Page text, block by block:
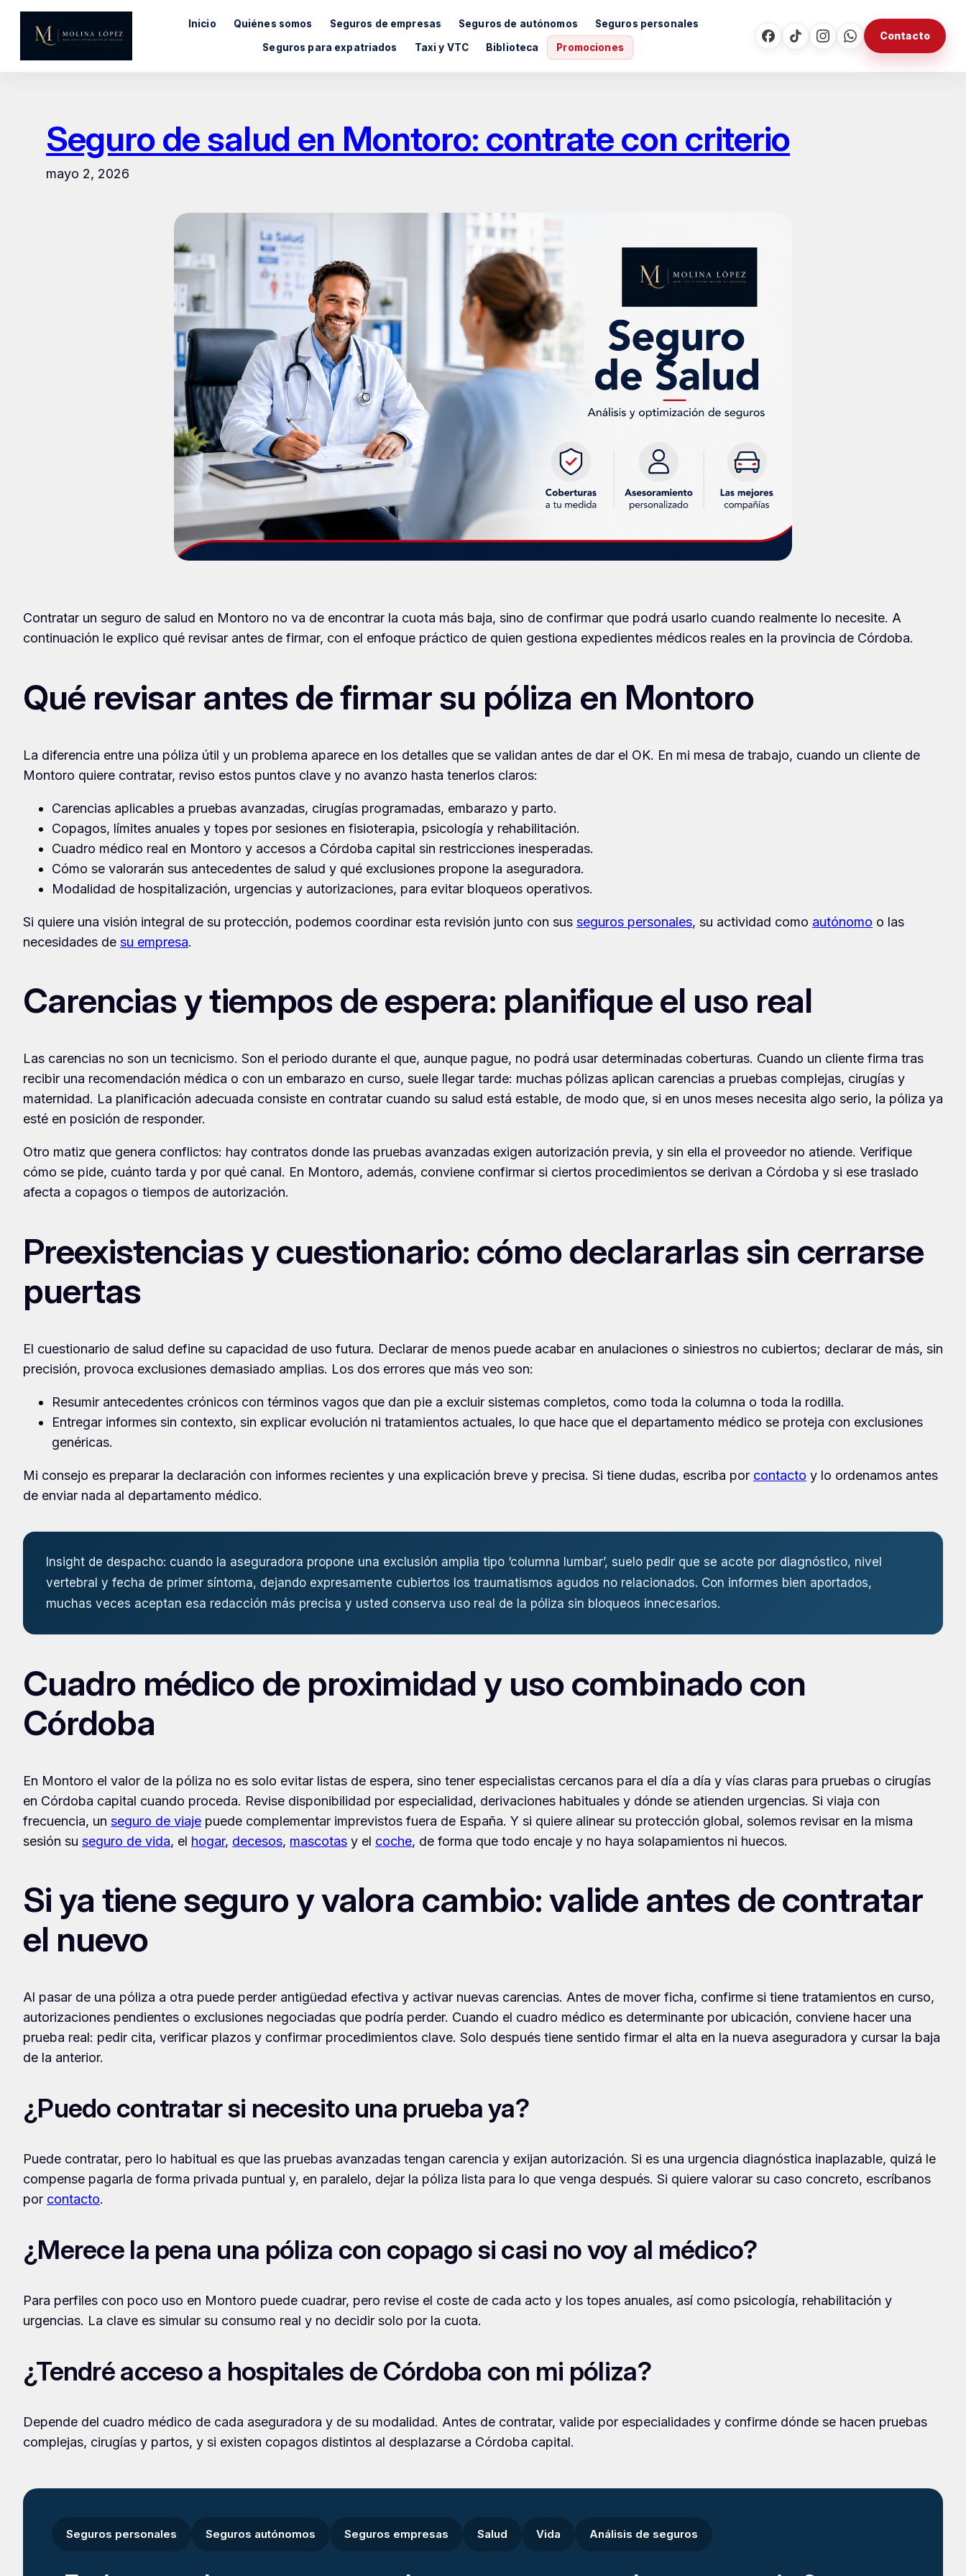
Saltar
contenido
Inicio Quiénes somos Seguros de empresas Seguros de autónomos Seguros personales
Seguros para expatriados Taxi y VTC Biblioteca Promociones
Contacto
Seguro de salud en Montoro: contrate con criterio
mayo 2, 2026
Contratar un seguro de salud en Montoro no va de encontrar la cuota más baja, sino de confirmar que podrá usarlo cuando realmente lo necesite. A
continuación le explico qué revisar antes de firmar, con el enfoque práctico de quien gestiona expedientes médicos reales en la provincia de Córdoba.
Qué revisar antes de firmar su póliza en Montoro
La diferencia entre una póliza útil y un problema aparece en los detalles que se validan antes de dar el OK. En mi mesa de trabajo, cuando un cliente de
Montoro quiere contratar, reviso estos puntos clave y no avanzo hasta tenerlos claros:
Carencias aplicables a pruebas avanzadas, cirugías programadas, embarazo y parto.
Copagos, límites anuales y topes por sesiones en fisioterapia, psicología y rehabilitación.
Cuadro médico real en Montoro y accesos a Córdoba capital sin restricciones inesperadas.
Cómo se valorarán sus antecedentes de salud y qué exclusiones propone la aseguradora.
Modalidad de hospitalización, urgencias y autorizaciones, para evitar bloqueos operativos.
Si quiere una visión integral de su protección, podemos coordinar esta revisión junto con sus seguros personales, su actividad como autónomo o las
necesidades de su empresa.
Carencias y tiempos de espera: planifique el uso real
Las carencias no son un tecnicismo. Son el periodo durante el que, aunque pague, no podrá usar determinadas coberturas. Cuando un cliente firma tras
recibir una recomendación médica o con un embarazo en curso, suele llegar tarde: muchas pólizas aplican carencias a pruebas complejas, cirugías y
maternidad. La planificación adecuada consiste en contratar cuando su salud está estable, de modo que, si en unos meses necesita algo serio, la póliza ya
esté en posición de responder.
Otro matiz que genera conflictos: hay contratos donde las pruebas avanzadas exigen autorización previa, y sin ella el proveedor no atiende. Verifique
cómo se pide, cuánto tarda y por qué canal. En Montoro, además, conviene confirmar si ciertos procedimientos se derivan a Córdoba y si ese traslado
afecta a copagos o tiempos de autorización.
Preexistencias y cuestionario: cómo declararlas sin cerrarse
puertas
El cuestionario de salud define su capacidad de uso futura. Declarar de menos puede acabar en anulaciones o siniestros no cubiertos; declarar de más, sin
precisión, provoca exclusiones demasiado amplias. Los dos errores que más veo son:
Resumir antecedentes crónicos con términos vagos que dan pie a excluir sistemas completos, como toda la columna o toda la rodilla.
Entregar informes sin contexto, sin explicar evolución ni tratamientos actuales, lo que hace que el departamento médico se proteja con exclusiones
genéricas.
Mi consejo es preparar la declaración con informes recientes y una explicación breve y precisa. Si tiene dudas, escriba por contacto y lo ordenamos antes
de enviar nada al departamento médico.
Insight de despacho: cuando la aseguradora propone una exclusión amplia tipo ‘columna lumbar’, suelo pedir que se acote por diagnóstico, nivel
vertebral y fecha de primer síntoma, dejando expresamente cubiertos los traumatismos agudos no relacionados. Con informes bien aportados,
muchas veces aceptan esa redacción más precisa y usted conserva uso real de la póliza sin bloqueos innecesarios.
Cuadro médico de proximidad y uso combinado con
Córdoba
En Montoro el valor de la póliza no es solo evitar listas de espera, sino tener especialistas cercanos para el día a día y vías claras para pruebas o cirugías
en Córdoba capital cuando proceda. Revise disponibilidad por especialidad, derivaciones habituales y dónde se atienden urgencias. Si viaja con
frecuencia, un seguro de viaje puede complementar imprevistos fuera de España. Y si quiere alinear su protección global, solemos revisar en la misma
sesión su seguro de vida, el hogar, decesos, mascotas y el coche, de forma que todo encaje y no haya solapamientos ni huecos.
Si ya tiene seguro y valora cambio: valide antes de contratar
el nuevo
Al pasar de una póliza a otra puede perder antigüedad efectiva y activar nuevas carencias. Antes de mover ficha, confirme si tiene tratamientos en curso,
autorizaciones pendientes o exclusiones negociadas que podría perder. Cuando el cuadro médico es determinante por ubicación, conviene hacer una
prueba real: pedir cita, verificar plazos y confirmar procedimientos clave. Solo después tiene sentido firmar el alta en la nueva aseguradora y cursar la baja
de la anterior.
¿Puedo contratar si necesito una prueba ya?
Puede contratar, pero lo habitual es que las pruebas avanzadas tengan carencia y exijan autorización. Si es una urgencia diagnóstica inaplazable, quizá le
compense pagarla de forma privada puntual y, en paralelo, dejar la póliza lista para lo que venga después. Si quiere valorar su caso concreto, escríbanos
por contacto.
¿Merece la pena una póliza con copago si casi no voy al médico?
Para perfiles con poco uso en Montoro puede cuadrar, pero revise el coste de cada acto y los topes anuales, así como psicología, rehabilitación y
urgencias. La clave es simular su consumo real y no decidir solo por la cuota.
¿Tendré acceso a hospitales de Córdoba con mi póliza?
Depende del cuadro médico de cada aseguradora y de su modalidad. Antes de contratar, valide por especialidades y confirme dónde se hacen pruebas
complejas, cirugías y partos, y si existen copagos distintos al desplazarse a Córdoba capital.
Seguros personales Seguros autónomos Seguros empresas Salud Vida Análisis de seguros